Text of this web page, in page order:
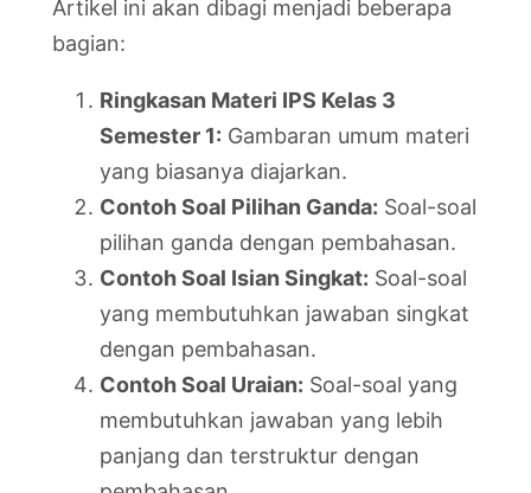
Artikel ini akan dibagi menjadi beberapa
bagian:
Ringkasan Materi IPS Kelas 3
Semester 1: Gambaran umum materi
yang biasanya diajarkan.
Contoh Soal Pilihan Ganda: Soal-soal
pilihan ganda dengan pembahasan.
Contoh Soal Isian Singkat: Soal-soal
yang membutuhkan jawaban singkat
dengan pembahasan.
Contoh Soal Uraian: Soal-soal yang
membutuhkan jawaban yang lebih
panjang dan terstruktur dengan